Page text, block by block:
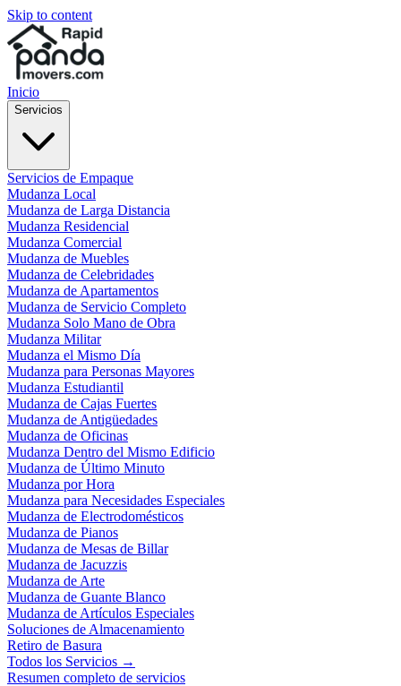
Skip to content
Inicio
Servicios
Servicios de Empaque
Mudanza Local
Mudanza de Larga Distancia
Mudanza Residencial
Mudanza Comercial
Mudanza de Muebles
Mudanza de Celebridades
Mudanza de Apartamentos
Mudanza de Servicio Completo
Mudanza Solo Mano de Obra
Mudanza Militar
Mudanza el Mismo Día
Mudanza para Personas Mayores
Mudanza Estudiantil
Mudanza de Cajas Fuertes
Mudanza de Antigüedades
Mudanza de Oficinas
Mudanza Dentro del Mismo Edificio
Mudanza de Último Minuto
Mudanza por Hora
Mudanza para Necesidades Especiales
Mudanza de Electrodomésticos
Mudanza de Pianos
Mudanza de Mesas de Billar
Mudanza de Jacuzzis
Mudanza de Arte
Mudanza de Guante Blanco
Mudanza de Artículos Especiales
Soluciones de Almacenamiento
Retiro de Basura
Todos los Servicios →
Resumen completo de servicios